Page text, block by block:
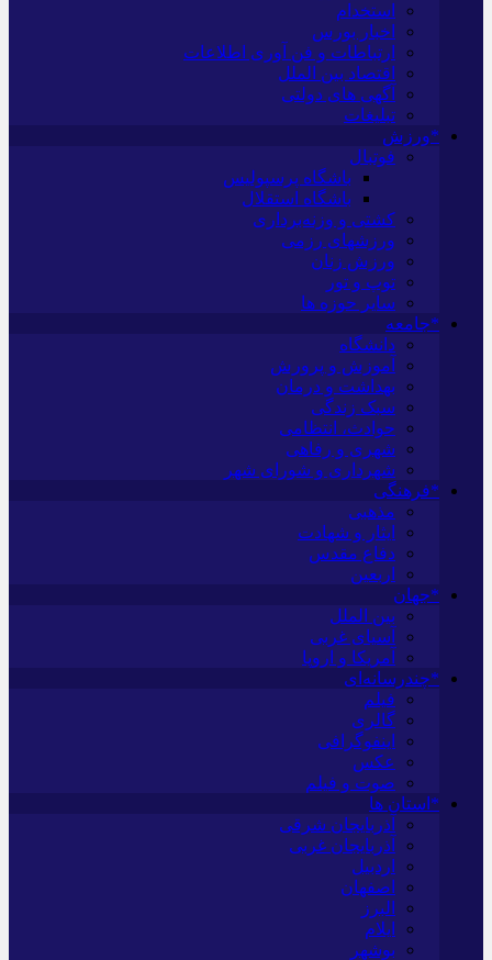
استخدام
اخبار بورس
ارتباطات و فن آوری اطلاعات
اقتصاد بین الملل
آگهی های دولتی
تبلیغات
*ورزش
فوتبال
باشگاه پرسپولیس
باشگاه استقلال
کشتی و وزنه‌برداری
ورزشهای رزمی
ورزش زنان
توپ و تور
سایر حوزه ها
*جامعه
دانشگاه
آموزش و پرورش
بهداشت و درمان
سبک زندگی
حوادث، انتظامی
شهری و رفاهی
شهرداری و شورای شهر
*فرهنگی
مذهبی
ایثار و شهادت
دفاع مقدس
اربعین
*جهان
بین الملل
آسیای غربی
آمریکا و اروپا
*چندرسانه‌ای
فیلم
گالری
اینفوگرافی
عکس
صوت و فیلم
*استان ها
آذربایجان شرقی
آذربایجان غربی
اردبیل
اصفهان
البرز
ایلام
بوشهر